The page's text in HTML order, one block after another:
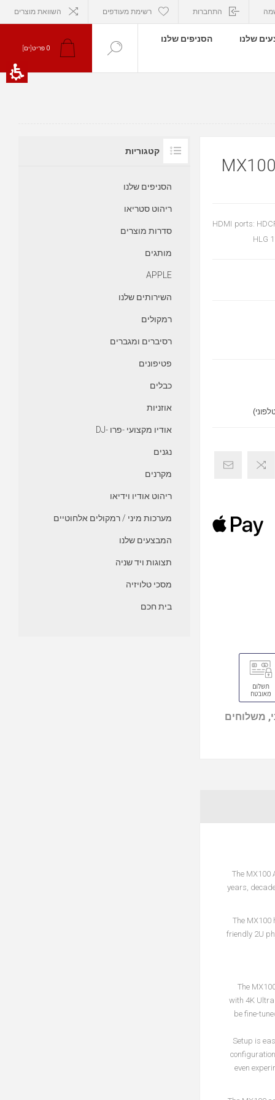
התחברות רשימת מעודפים השוואת מוצרים
שלנו
הסניפים שלנו
0 פריט[ים]
5 HDMI ports:
HLG
משלוחים
The MX100
years,
The MX100
friendly 2U
The
with 4K
be fine-
Setup is
even
קטגוריות
הסניפים שלנו
ריהוט סטריאו
סדרות מוצרים
מותגים
APPLE
השירותים שלנו
רמקולים
רסיברים ומגברים
פטיפונים
כבלים
אוזניות
אודיו מקצועי -פרו -DJ
נגנים
מקרנים
ריהוט אודיו וידיאו
מערכות מיני / רמקולים אלחוטיים
המבצעים שלנו
תצוגות ויד שניה
מסכי טלויזיה
בית חכם